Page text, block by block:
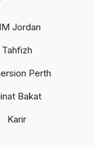
Jordan
Tahfizh
Perth
Bakat
Karir